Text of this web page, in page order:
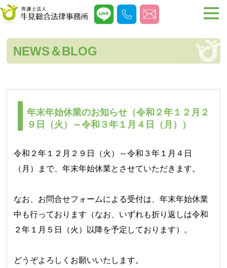
NEWS＆BLOG
年末年始休業のお知らせ（令和２年１２月２
９日（火）～令和３年１月４日（月））
令和２年１２月２９日（火）～令和３年１月４日
（月）まで、年末年始休業とさせていただきます。
なお、お問合せフォームによる受付は、年末年始休業
中も行っております（なお、いずれも折り返しは令和
２年１月５日（火）以降を予定しております）。
どうぞよろしくお願いいたします。